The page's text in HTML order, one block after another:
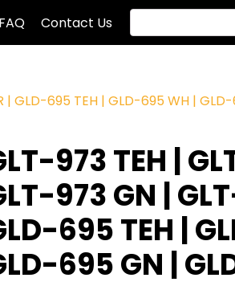
FAQ Contact Us
GLD-695 TEH | GLD-695 WH |
973 TEH |
973 GN |
695 TEH |
695 GN |